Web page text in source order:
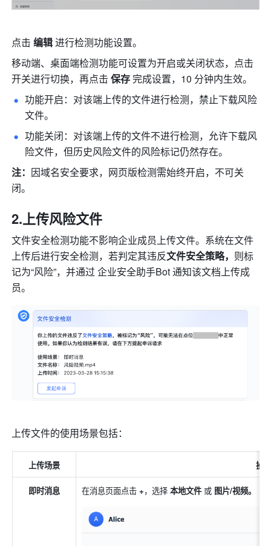
点击 编辑 进行检测功能设置。
移动端、桌面端检测功能可设置为开启或关闭状态，点击
开关进行切换，再点击 保存 完成设置，10 分钟内生效。
功能开启：对该端上传的文件进行检测，禁止下载风险
文件。
功能关闭：对该端上传的文件不进行检测，允许下载风
险文件，但历史风险文件的风险标记仍然存在。
注： 因域名安全要求，网页版检测需始终开启，不可关
闭。
2.上传风险文件
文件安全检测功能不影响企业成员上传文件。系统在文件
上传后进行安全检测，若判定其违反文件安全策略， 则标
记为“风险”，并通过 企业安全助手Bot 通知该文档上传成
员。
上传文件的使用场景包括：
上传场景 操
即时消息 在消息页面点击 +，选择 本地文件 或 图片/视频。